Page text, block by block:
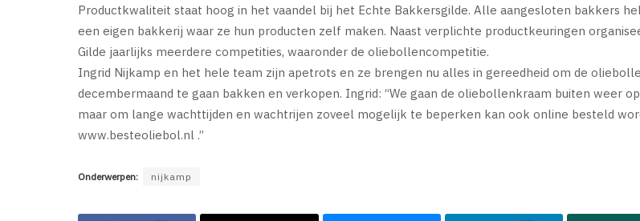
Productkwaliteit staat hoog in het vaandel bij het Echte Bakkersgilde. Alle aangesloten bakkers
een eigen bakkerij waar ze hun producten zelf maken. Naast verplichte productkeuringen
Gilde jaarlijks meerdere competities, waaronder de oliebollencompetitie.
Ingrid Nijkamp en het hele team zijn apetrots en ze brengen nu alles in gereedheid om de
decembermaand te gaan bakken en verkopen. Ingrid: “We gaan de oliebollenkraam buiten weer
maar om lange wachttijden en wachtrijen zoveel mogelijk te beperken kan ook online besteld
www.besteoliebol.nl .”
Onderwerpen: nijkamp